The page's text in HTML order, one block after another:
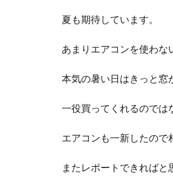
夏も期待しています。
あまりエアコンを使わな
本気の暑い日はきっと窓
一役買ってくれるのでは
エアコンも一新したので
またレポートできればと